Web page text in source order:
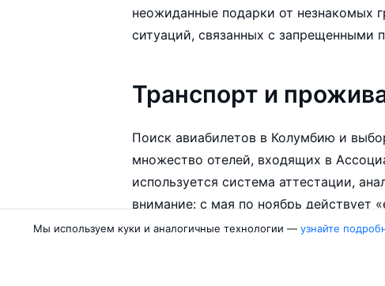
неожиданные подарки от незнакомых граждан – во избежание неприятных
ситуаций, связанных с запрещенными
Транспорт и
Поиск авиабилетов в Колумбию и выбор
множество отелей, входящих в
используется система аттестации,
внимание: с мая по ноябрь действует «европейский» тариф на проживание, а с
Мы используем куки и аналогичные технологии — узнайте